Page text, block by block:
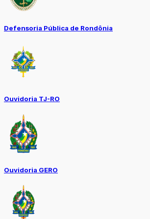
Defensoria Pública de Rondônia
Ouvidoria TJ-RO
Ouvidoria GERO